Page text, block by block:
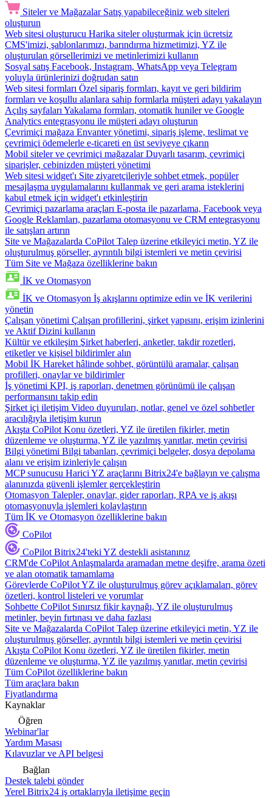
Siteler ve Mağazalar Satış yapabileceğiniz web siteleri
oluşturun
Web sitesi oluşturucu Harika siteler oluşturmak için ücretsiz
CMS'imizi, şablonlarımızı, barındırma hizmetimizi, YZ ile
oluşturulan görsellerimizi ve metinlerimizi kullanın
Sosyal satış Facebook, Instagram, WhatsApp veya Telegram
yoluyla ürünlerinizi doğrudan satın
Web sitesi formları Özel sipariş formları, kayıt ve geri bildirim
formları ve koşullu alanlara sahip formlarla müşteri adayı yakalayın
Açılış sayfaları Yakalama formları, otomatik huniler ve Google
Analytics entegrasyonu ile müşteri adayı oluşturun
Çevrimiçi mağaza Envanter yönetimi, sipariş işleme, teslimat ve
çevrimiçi ödemelerle e-ticareti en üst seviyeye çıkarın
Mobil siteler ve çevrimiçi mağazalar Duyarlı tasarım, çevrimiçi
siparişler, cebinizden müşteri yönetimi
Web sitesi widget'ı Site ziyaretçileriyle sohbet etmek, popüler
mesajlaşma uygulamalarını kullanmak ve geri arama isteklerini
kabul etmek için widget'ı etkinleştirin
Çevrimiçi pazarlama araçları E-posta ile pazarlama, Facebook veya
Google Reklamları, pazarlama otomasyonu ve CRM entegrasyonu
ile satışları artırın
Site ve Mağazalarda CoPilot Talep üzerine etkileyici metin, YZ ile
oluşturulmuş görseller, ayrıntılı bilgi istemleri ve metin çevirisi
Tüm Site ve Mağaza özelliklerine bakın
İK ve Otomasyon
İK ve Otomasyon İş akışlarını optimize edin ve İK verilerini
yönetin
Çalışan yönetimi Çalışan profillerini, şirket yapısını, erişim izinlerini
ve Aktif Dizini kullanın
Kültür ve etkileşim Şirket haberleri, anketler, takdir rozetleri,
etiketler ve kişisel bildirimler alın
Mobil İK Hareket hâlinde sohbet, görüntülü aramalar, çalışan
profilleri, onaylar ve bildirimler
İş yönetimi KPI, iş raporları, denetmen görünümü ile çalışan
performansını takip edin
Şirket içi iletişim Video duyuruları, notlar, genel ve özel sohbetler
aracılığıyla iletişim kurun
Akışta CoPilot Konu özetleri, YZ ile üretilen fikirler, metin
düzenleme ve oluşturma, YZ ile yazılmış yanıtlar, metin çevirisi
Bilgi yönetimi Bilgi tabanları, çevrimiçi belgeler, dosya depolama
alanı ve erişim izinleriyle çalışın
MCP sunucusu Harici YZ araçlarını Bitrix24'e bağlayın ve çalışma
alanınızda güvenli işlemler gerçekleştirin
Otomasyon Talepler, onaylar, gider raporları, RPA ve iş akışı
otomasyonuyla işlemleri kolaylaştırın
Tüm İK ve Otomasyon özelliklerine bakın
CoPilot
CoPilot Bitrix24'teki YZ destekli asistanınız
CRM'de CoPilot Anlaşmalarda aramadan metne deşifre, arama özeti
ve alan otomatik tamamlama
Görevlerde CoPilotYZ ile oluşturulmuş görev açıklamaları, görev
özetleri, kontrol listeleri ve yorumlar
Sohbette CoPilot Sınırsız fikir kaynağı, YZ ile oluşturulmuş
metinler, beyin fırtınası ve daha fazlası
Site ve Mağazalarda CoPilot Talep üzerine etkileyici metin, YZ ile
oluşturulmuş görseller, ayrıntılı bilgi istemleri ve metin çevirisi
Akışta CoPilot Konu özetleri, YZ ile üretilen fikirler, metin
düzenleme ve oluşturma, YZ ile yazılmış yanıtlar, metin çevirisi
Tüm CoPilot özelliklerine bakın
Tüm araçlara bakın
Fiyatlandırma
Kaynaklar
Öğren
Webinar'lar
Yardım Masası
Kılavuzlar ve API belgesi
Bağlan
Destek talebi gönder
Yerel Bitrix24 iş ortaklarıyla iletişime geçin